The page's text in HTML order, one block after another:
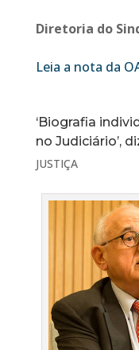
Diretoria do
Leia a nota da
‘Biografia
no Judiciário’,
JUSTIÇA